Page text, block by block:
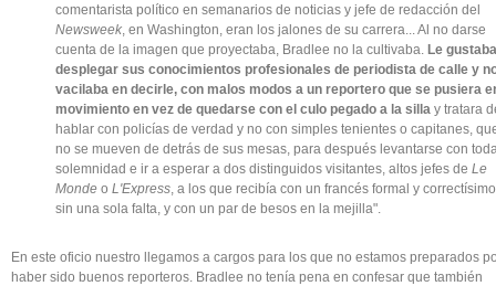
comentarista político en semanarios de noticias y jefe de redacción del
Newsweek, en Washington, eran los jalones de su carrera... Al no darse
cuenta de la imagen que proyectaba, Bradlee no la cultivaba. Le gustaba
desplegar sus conocimientos profesionales de periodista de calle y
vacilaba en decirle, con malos modos a un reportero que se pusiera
movimiento en vez de quedarse con el culo pegado a la silla y tratara
hablar con policías de verdad y no con simples tenientes o capitanes,
no se mueven de detrás de sus mesas, para después levantarse con
solemnidad e ir a esperar a dos distinguidos visitantes, altos jefes de Le
Monde o L'Express, a los que recibía con un francés formal y
sin una sola falta, y con un par de besos en la mejilla".
En este oficio nuestro llegamos a cargos para los que no estamos preparados
haber sido buenos reporteros. Bradlee no tenía pena en confesar que también